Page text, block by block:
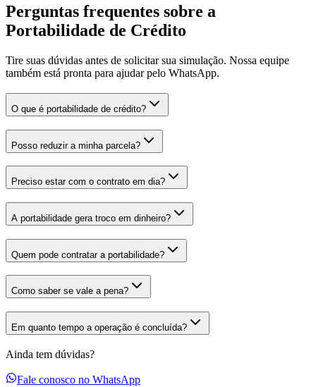
Perguntas frequentes sobre a
Portabilidade de Crédito
Tire suas dúvidas antes de solicitar sua simulação. Nossa equipe
também está pronta para ajudar pelo WhatsApp.
O que é portabilidade de crédito?
Posso reduzir a minha parcela?
Preciso estar com o contrato em dia?
A portabilidade gera troco em dinheiro?
Quem pode contratar a portabilidade?
Como saber se vale a pena?
Em quanto tempo a operação é concluída?
Ainda tem dúvidas?
Fale conosco no WhatsApp